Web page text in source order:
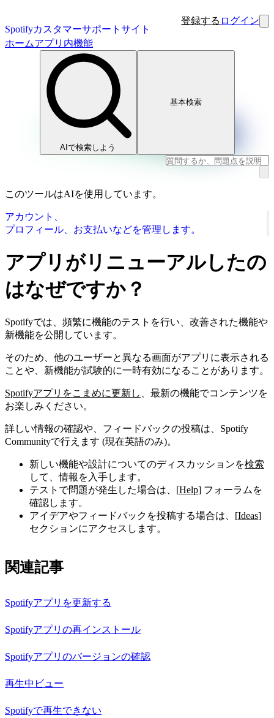
Spotifyカスタマーサポートサイト
登録する ログイン
ホームアプリ内機能
AIで検索しよう
基本検索
このツールはAIを使用しています。
アカウント、
プロフィール、お支払いなどを管理します。
アプリがリニューアルしたの
はなぜですか？
Spotifyでは、頻繁に機能のテストを行い、改善された機能や
新機能を公開しています。
そのため、他のユーザーと異なる画面がアプリに表示される
ことや、新機能が試験的に一時有効になることがあります。
Spotifyアプリをこまめに更新し
、最新の機能でコンテンツを
お楽しみください。
詳しい情報の確認や、フィードバックの投稿は、Spotify
Communityで行えます (現在英語のみ)。
新しい機能や設計についてのディスカッションを検索
して、情報を入手します。
テストで問題が発生した場合は、[Help] フォーラムを
確認します。
アイデアやフィードバックを投稿する場合は、[Ideas]
セクションにアクセスします。
関連記事
Spotifyアプリを更新する
Spotifyアプリの再インストール
Spotifyアプリのバージョンの確認
再生中ビュー
Spotifyで再生できない